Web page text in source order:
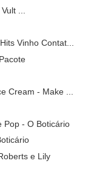
...
Vinho Contat...
Cream - Make ...
Pop - O Boticário
e Lily